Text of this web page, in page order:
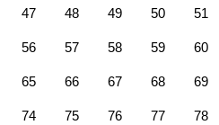
47 48 49 50 51
56 57 58 59 60
65 66 67 68 69
74 75 76 77 78